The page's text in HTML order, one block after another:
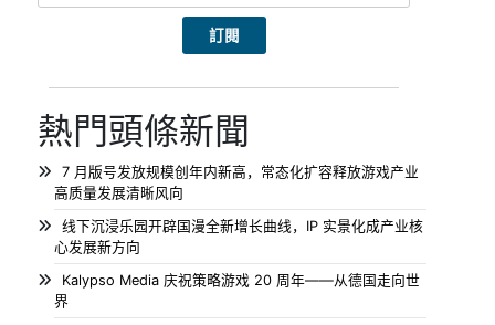
熱門頭條新聞
7 月版号发放规模创年内新高，常态化扩容释放游戏产业
高质量发展清晰风向
线下沉浸乐园开辟国漫全新增长曲线，IP 实景化成产业核
心发展新方向
Kalypso Media 庆祝策略游戏 20 周年——从德国走向世
界